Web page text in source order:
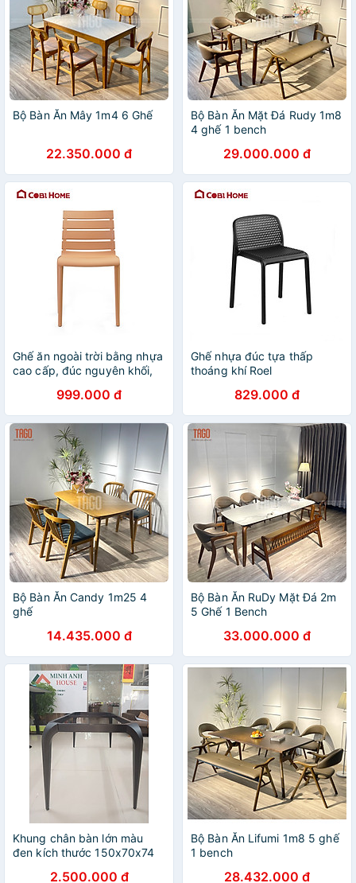
Bộ Bàn Ăn Mây 1m4 6 Ghế
22.350.000 đ
Bộ Bàn Ăn Mặt Đá Rudy 1m8
4 ghế 1 bench
29.000.000 đ
Ghế ăn ngoài trời bằng nhựa
cao cấp, đúc nguyên khối,
999.000 đ
Ghế nhựa đúc tựa thấp
thoáng khí Roel
829.000 đ
Bộ Bàn Ăn Candy 1m25 4
ghế
14.435.000 đ
Bộ Bàn Ăn RuDy Mặt Đá 2m
5 Ghế 1 Bench
33.000.000 đ
Khung chân bàn lớn màu
đen kích thước 150x70x74
2.500.000 đ
Bộ Bàn Ăn Lifumi 1m8 5 ghế
1 bench
28.432.000 đ